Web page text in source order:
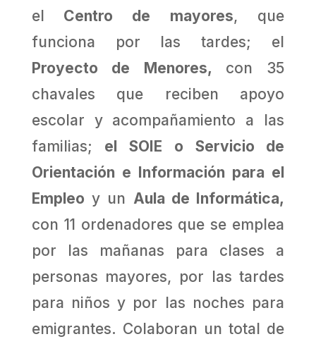
el Centro de mayores, que
funciona por las tardes; el
Proyecto de Menores, con 35
chavales que reciben apoyo
escolar y acompañamiento a las
familias; el SOIE o Servicio de
Orientación e Información para el
Empleo y un Aula de Informática,
con 11 ordenadores que se emplea
por las mañanas para clases a
personas mayores, por las tardes
para niños y por las noches para
emigrantes. Colaboran un total de